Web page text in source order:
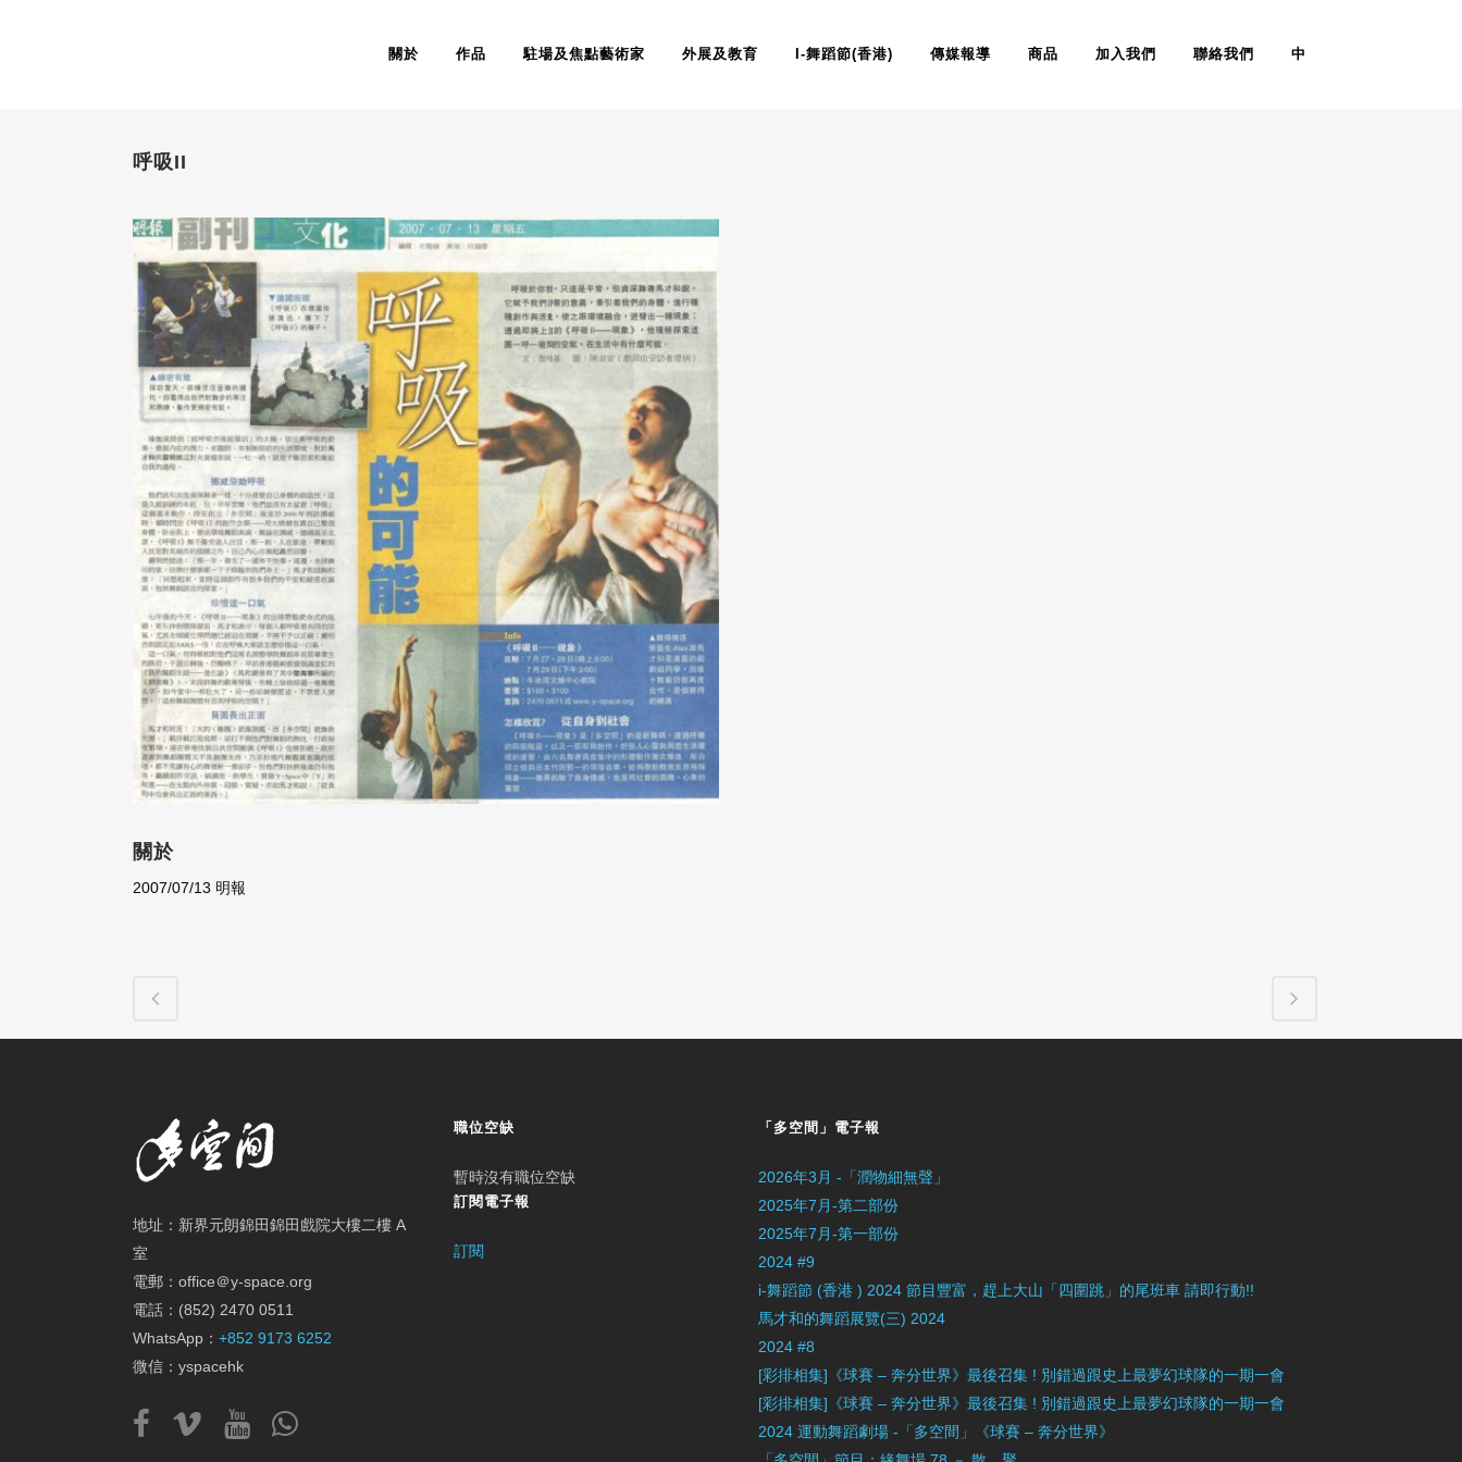
關於 作品 駐場及焦點藝術家 外展及教育 I-舞蹈節(香港) 傳媒報導 商品 加入我們 聯絡我們 中
呼吸II
關於
2007/07/13 明報
地址：新界元朗錦田錦田戲院大樓二樓 A
室
電郵：office＠y-space.org
電話：(852) 2470 0511
WhatsApp： +852 9173 6252
微信：yspacehk
職位空缺
暫時沒有職位空缺
訂閱電子報
訂閱
「多空間」電子報
2026年3月 -「潤物細無聲」
2025年7月-第二部份
2025年7月-第一部份
2024 #9
i-舞蹈節 (香港 ) 2024 節目豐富，趕上大山「四圍跳」的尾班車 請即行動!!
馬才和的舞蹈展覽(三) 2024
2024 #8
[彩排相集]《球賽 – 奔分世界》最後召集 ! 別錯過跟史上最夢幻球隊的一期一會
[彩排相集]《球賽 – 奔分世界》最後召集 ! 別錯過跟史上最夢幻球隊的一期一會
2024 運動舞蹈劇場 -「多空間」《球賽 – 奔分世界》